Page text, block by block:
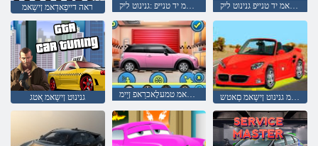
ראה דייפַאדַאמ ןישַאמ ןישַאמ יד טנייּפ :גנינוט ליק ןישַאמ יד טנייּפ גנינוט ליק
גנינוט ןישַאמ ַאטג רעווָאעקַאמ ןישַאמ טמעלָאכרַאפ ןַיימ ןריציפידָאמ גנינוט ןישַאמ םַאטש